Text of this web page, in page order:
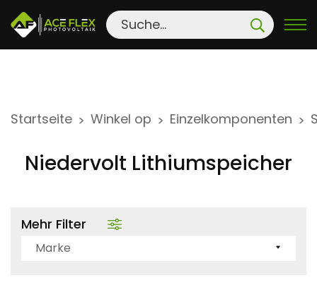
Startseite > Winkel op > Einzelkomponenten >
Niedervolt Lithiumspeicher
Marke
Mehr Filter